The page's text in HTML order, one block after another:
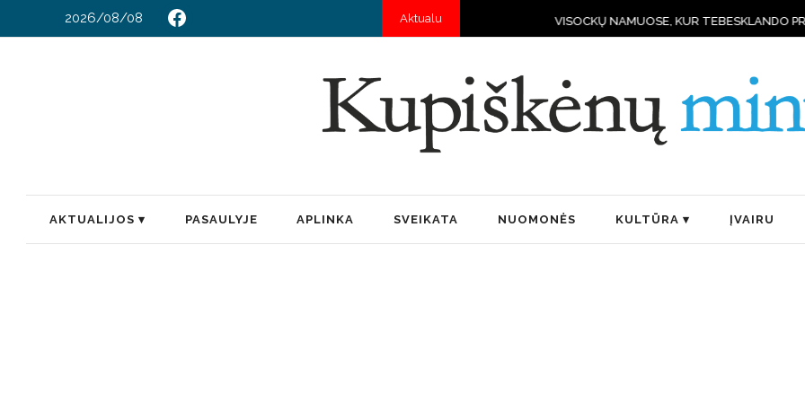
2026/08/08 Aktualu VISOCKŲ NAMUOSE, KUR TEBESKLANDO PRIEŠKARIO
AKTUALIJOS PASAULYJE APLINKA SVEIKATA NUOMONĖS KULTŪRA ĮVAIRU